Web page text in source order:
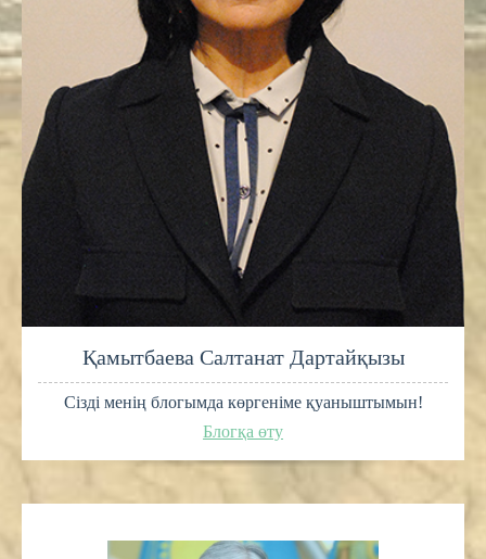
Қамытбаева Салтанат Дартайқызы
Сізді менің блогымда көргеніме қуаныштымын!
Блогқа өту